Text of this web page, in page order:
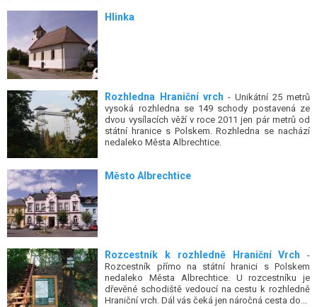
Hlinka
Rozhledna Hraniční vrch - Unikátní 25 metrů
vysoká rozhledna se 149 schody postavená ze
dvou vysílacích věží v roce 2011 jen pár metrů od
státní hranice s Polskem. Rozhledna se nachází
nedaleko Města Albrechtice.
Město Albrechtice
Rozcestník k rozhledně Hraniční Vrch -
Rozcestník přímo na státní hranici s Polskem
nedaleko Města Albrechtice. U rozcestníku je
dřevěné schodiště vedoucí na cestu k rozhledně
Hraniční vrch. Dál vás čeká jen náročná cesta do...